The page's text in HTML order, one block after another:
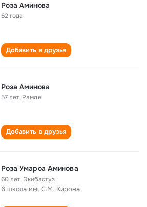
Роза Аминова
62 года
Добавить в друзья
Роза Аминова
57 лет, Рамле
Добавить в друзья
Роза Умароа Аминова
60 лет, Экибастуз
6 школа им. С.М. Кирова